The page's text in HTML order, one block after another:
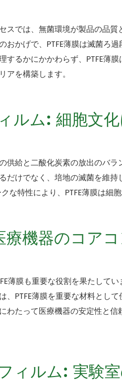
スでは、無菌環境が製品の品
おかげで、PTFE薄膜は滅菌ろ
するかにかかわらず、PTFE薄
アを構築します。
ルム: 細胞文
供給と二酸化炭素の放出のバ
だけでなく、培地の滅菌を維
な特性により、PTFE薄膜は細
療機器のコア
薄膜も重要な役割を果たして
、PTFE薄膜を重要な材料とし
わたって医療機器の安定性と
ィルム: 実験